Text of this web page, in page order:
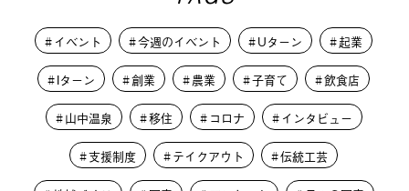
イベント 今週のイベント Uターン 起業
Iターン 創業 農業 子育て 飲食店
山中温泉 移住 コロナ インタビュー
支援制度 テイクアウト 伝統工芸